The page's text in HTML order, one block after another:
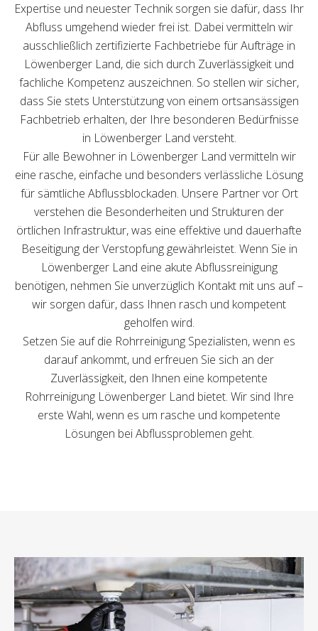
Expertise und neuester Technik sorgen sie dafür, dass Ihr
Abfluss umgehend wieder frei ist. Dabei vermitteln wir
ausschließlich zertifizierte Fachbetriebe für Aufträge in
Löwenberger Land, die sich durch Zuverlässigkeit und
fachliche Kompetenz auszeichnen. So stellen wir sicher,
dass Sie stets Unterstützung von einem ortsansässigen
Fachbetrieb erhalten, der Ihre besonderen Bedürfnisse
in Löwenberger Land versteht.
Für alle Bewohner in Löwenberger Land vermitteln wir
eine rasche, einfache und besonders verlässliche Lösung
für sämtliche Abflussblockaden. Unsere Partner vor Ort
verstehen die Besonderheiten und Strukturen der
örtlichen Infrastruktur, was eine effektive und dauerhafte
Beseitigung der Verstopfung gewährleistet. Wenn Sie in
Löwenberger Land eine akute Abflussreinigung
benötigen, nehmen Sie unverzüglich Kontakt mit uns auf –
wir sorgen dafür, dass Ihnen rasch und kompetent
geholfen wird.
Setzen Sie auf die Rohrreinigung Spezialisten, wenn es
darauf ankommt, und erfreuen Sie sich an der
Zuverlässigkeit, den Ihnen eine kompetente
Rohrreinigung Löwenberger Land bietet. Wir sind Ihre
erste Wahl, wenn es um rasche und kompetente
Lösungen bei Abflussproblemen geht.